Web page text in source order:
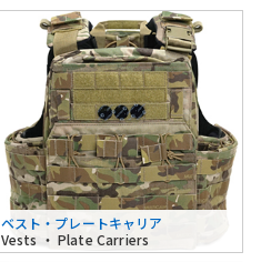
ベスト・プレートキャリア
Vests ・ Plate Carriers